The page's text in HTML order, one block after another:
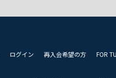
ログイン 再入会希望の方 FOR